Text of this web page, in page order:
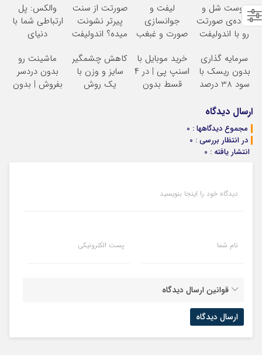
پوست شل و
افتاده‌ی صورتت
رو با اندولیفت
لیفت و
جوانسازی
صورت و غبغب
دوران نقاهت
صورتت از سنت
پیرتر نشونت
میده؟ اندولیفت
والکس: پل
ارتباطی شما با
دنیای
دیجیتال
سرمایه گذاری
بدون ریسک با
سود 38 درصد
خرید موبایل با
اسنپ پی | در ۴
قسط بدون
کاهش چشمگیر
سایز و وزن با
یک روش
ماشینت رو
بدون دردسر
بفروش | بدون
ارسال دیدگاه
مجموع دیدگاهها : 0
در انتظار بررسی : 0
انتشار یافته : 0
دیدگاه خود را اینجا بنویسید
نام شما پست الکترونیکی
قوانین ارسال دیدگاه